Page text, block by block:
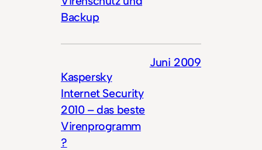
Backup
Kaspersky
Internet Security
2010 – das beste
Virenprogramm
?
Juni 2009